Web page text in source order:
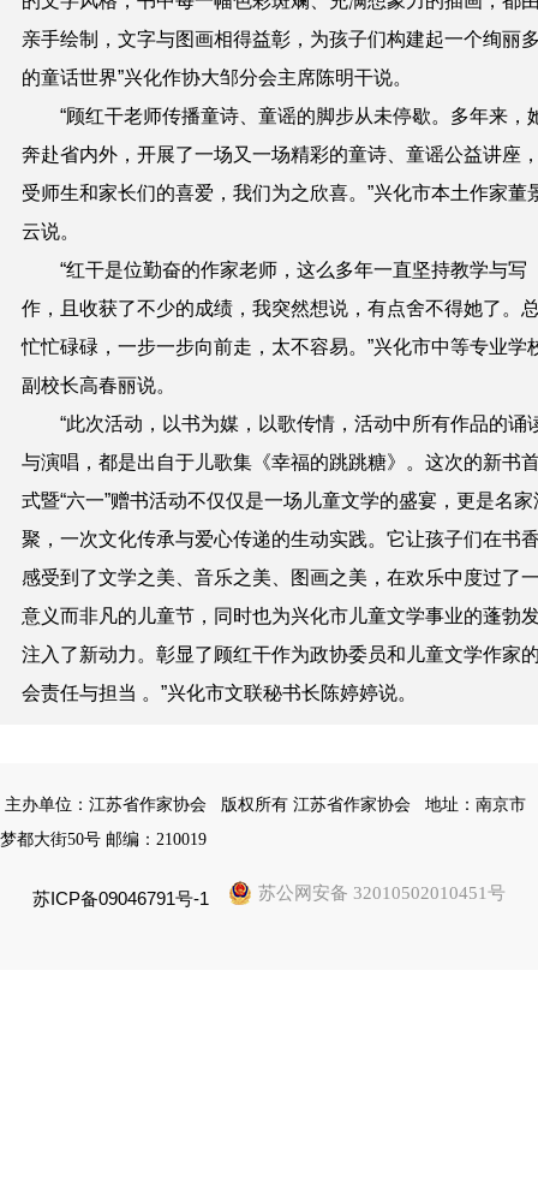
亲手绘制，文字与图画相得益彰，为孩子们构建起一个绚丽
的童话世界”兴化作协大邹分会主席陈明干说。
“顾红干老师传播童诗、童谣的脚步从未停歇。多年来，
奔赴省内外，开展了一场又一场精彩的童诗、童谣公益讲座
受师生和家长们的喜爱，我们为之欣喜。”兴化市本土作家董
云说。
“红干是位勤奋的作家老师，这么多年一直坚持教学与写
作，且收获了不少的成绩，我突然想说，有点舍不得她了。
忙忙碌碌，一步一步向前走，太不容易。”兴化市中等专业学
副校长高春丽说。
“此次活动，以书为媒，以歌传情，活动中所有作品的诵
与演唱，都是出自于儿歌集《幸福的跳跳糖》。这次的新书
式暨“六一”赠书活动不仅仅是一场儿童文学的盛宴，更是名家
聚，一次文化传承与爱心传递的生动实践。它让孩子们在书
感受到了文学之美、音乐之美、图画之美，在欢乐中度过了
意义而非凡的儿童节，同时也为兴化市儿童文学事业的蓬勃
注入了新动力。彰显了顾红干作为政协委员和儿童文学作家
会责任与担当 。”兴化市文联秘书长陈婷婷说。
主办单位：江苏省作家协会 版权所有 江苏省作家协会
地址：南京市
梦都大街50号 邮编：210019
苏ICP备09046791号-1 苏公网安备 32010502010451号